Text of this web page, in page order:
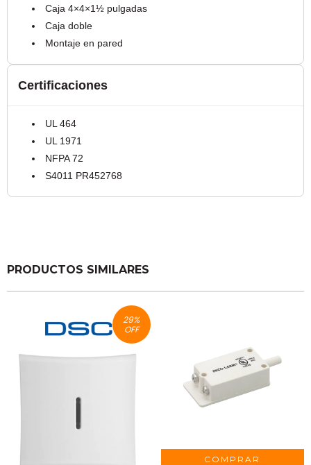
Caja 4×4×1½ pulgadas
Caja doble
Montaje en pared
Certificaciones
UL 464
UL 1971
NFPA 72
S4011 PR452768
PRODUCTOS SIMILARES
29%
OFF